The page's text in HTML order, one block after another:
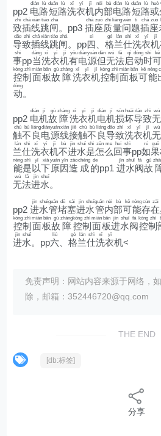
pp2 电
diàn
路
lù
短
duǎn
路
lù
洗
xǐ
衣
yī
机
jī
内
nèi
部
bù
电
diàn
路
lù
短
duǎn
路
lù
或
huò
致
zhì
插
chā
线
xiàn
跳
tiào
闸
zhá
。pp3插
chā
座
zuò
质
zhì
量
liàng
问
wèn
题
tí
插
chā
座
zuò
导
dǎo
致
zhì
插
chā
线
xiàn
跳
tiào
闸
zhá
。pp四
sì
、格
gé
兰
lán
仕
shì
洗
xǐ
衣
yī
机
jī
事
shì
pp当
dāng
洗
xǐ
衣
yī
机
jī
有
yǒu
电
diàn
源
yuán
但
dàn
无
wú
法
fǎ
启
qǐ
动
dòng
时
shí
可
kě
控
kòng
制
zhì
面
miàn
板
bǎn
故
gù
障
zhàng
洗
xǐ
衣
yī
机
jī
控
kòng
制
zhì
面
miàn
板
bǎn
可
kě
能
néng
动
dòng
。
pp2 电
diàn
机
jī
故
gù
障
zhàng
洗
xǐ
衣
yī
机
jī
电
diàn
机
jī
损
sǔn
坏
huài
导
dǎo
致
zhì
无
wú
触
chù
不
bù
良
liáng
电
diàn
源
yuán
线
xiàn
接
jiē
触
chù
不
bù
良
liáng
导
dǎo
致
zhì
洗
xǐ
衣
yī
机
jī
无
wú
兰
lán
仕
shì
洗
xǐ
衣
yī
机
jī
不
bù
进
jìn
水
shuǐ
是
shì
怎
zěn
么
me
回
huí
事
shì
pp如
rú
果
guǒ
能
néng
是
shì
以
yǐ
下
xià
原
yuán
因
yīn
造
zào
成
chéng
的
de
pp1进
jìn
水
shuǐ
阀
fá
故
gù
无
wú
法
fǎ
进
jìn
水
shuǐ
。
pp2进
jìn
水
shuǐ
管
guǎn
堵
dǔ
塞
sāi
进
jìn
水
shuǐ
管
guǎn
内
nèi
部
bù
可
kě
能
néng
存
cún
在
zài
控
kòng
制
zhì
面
miàn
板
bǎn
故
gù
障
zhàng
控
kòng
制
zhì
面
miàn
板
bǎn
进
jìn
水
shuǐ
阀
fá
控
kòng
制
zhì
进
jìn
水
shuǐ
。pp六
liù
、格
gé
兰
lán
仕
shì
洗
xǐ
衣
yī
机<
免责声明：网站内容来源于网络，
除，邮箱：352446720@qq.com
THE END
[db:标签]
分享